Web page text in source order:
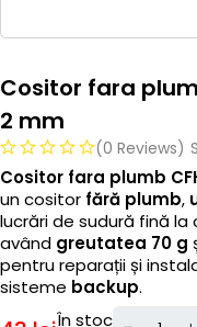
Cositor fara
2 mm
(0 Reviews)
Cositor fara plumb
un cositor fără plumb,
lucrări de sudură fină
având greutatea 70 g
pentru reparații și
sisteme backup.
În stoc